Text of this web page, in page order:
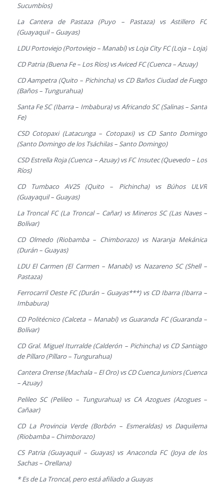
Sucumbíos)
La Cantera de Pastaza (Puyo – Pastaza) vs Astillero FC
(Guayaquil – Guayas)
LDU Portoviejo (Portoviejo – Manabí) vs Loja City FC (Loja – Loja)
CD Patria (Buena Fe – Los Ríos) vs Aviced FC (Cuenca – Azuay)
CD Aampetra (Quito – Pichincha) vs CD Baños Ciudad de Fuego
(Baños – Tungurahua)
Santa Fe SC (Ibarra – Imbabura) vs Africando SC (Salinas – Santa
Fe)
CSD Cotopaxi (Latacunga – Cotopaxi) vs CD Santo Domingo
(Santo Domingo de los Tsáchilas – Santo Domingo)
CSD Estrella Roja (Cuenca – Azuay) vs FC Insutec (Quevedo – Los
Ríos)
CD Tumbaco AV25 (Quito – Pichincha) vs Búhos ULVR
(Guayaquil – Guayas)
La Troncal FC (La Troncal – Cañar) vs Mineros SC (Las Naves –
Bolívar)
CD Olmedo (Riobamba – Chimborazo) vs Naranja Mekánica
(Durán – Guayas)
LDU El Carmen (El Carmen – Manabí) vs Nazareno SC (Shell –
Pastaza)
Ferrocarril Oeste FC (Durán – Guayas***) vs CD Ibarra (Ibarra –
Imbabura)
CD Politécnico (Calceta – Manabí) vs Guaranda FC (Guaranda –
Bolívar)
CD Gral. Miguel Iturralde (Calderón – Pichincha) vs CD Santiago
de Píllaro (Píllaro – Tungurahua)
Cantera Orense (Machala – El Oro) vs CD Cuenca Juniors (Cuenca
– Azuay)
Pelileo SC (Pelileo – Tungurahua) vs CA Azogues (Azogues –
Cañaar)
CD La Provincia Verde (Borbón – Esmeraldas) vs Daquilema
(Riobamba – Chimborazo)
CS Patria (Guayaquil – Guayas) vs Anaconda FC (Joya de los
Sachas – Orellana)
* Es de La Troncal, pero está afiliado a Guayas